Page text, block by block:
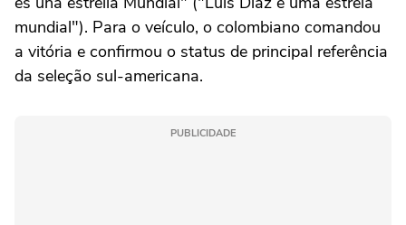
mundial"). Para o veículo, o colombiano comandou
a vitória e confirmou o status de principal referência
da seleção sul-americana.
PUBLICIDADE